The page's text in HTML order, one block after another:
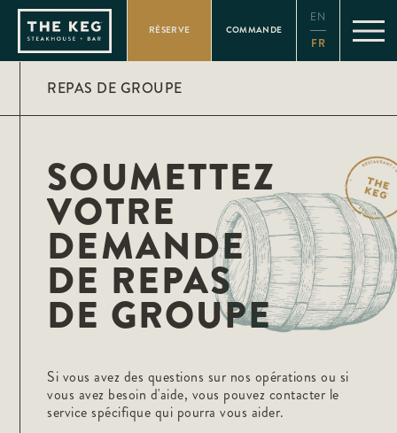
Please
note:
website
includes
accessibility
RÉSERVE COMMANDE
EN
FR
REPAS DE GROUPE
SOUMETTEZ
VOTRE
DEMANDE
DE REPAS
DE GROUPE
Si vous avez des questions sur nos opérations ou si
vous avez besoin d'aide, vous pouvez contacter le
service spécifique qui pourra vous aider.